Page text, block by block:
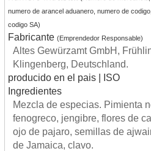
numero de arancel aduanero, numero de codigo,
codigo SA)
Fabricante (Emprendedor Responsable)
Altes Gewürzamt GmbH,
Klingenberg, Deutschland.
producido en el pais | ISO
Ingredientes
Mezcla de especias. Pimienta
fenogreco, jengibre, flores de
ojo de pajaro, semillas de
de Jamaica, clavo.